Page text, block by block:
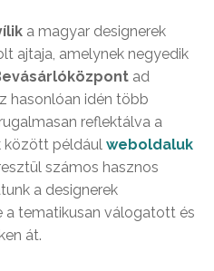
a magyar designerek
ajtaja, amelynek negyedik
ad
hasonlóan idén több
reflektálva a
között például weboldaluk
számos hasznos
a designerek
tematikusan válogatott és
át.